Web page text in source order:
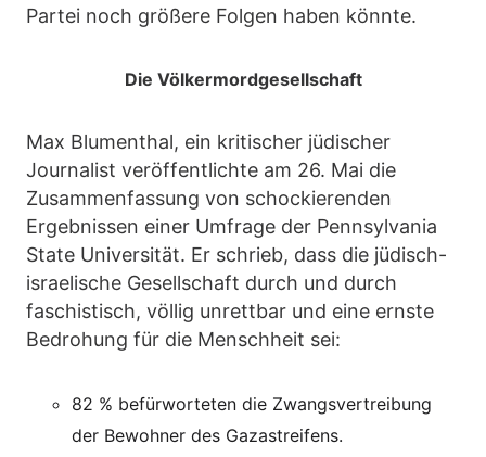
Partei noch größere Folgen haben könnte.
Die Völkermordgesellschaft
Max Blumenthal, ein kritischer jüdischer
Journalist veröffentlichte am 26. Mai die
Zusammenfassung von schockierenden
Ergebnissen einer Umfrage der Pennsylvania
State Universität. Er schrieb, dass die jüdisch-
israelische Gesellschaft durch und durch
faschistisch, völlig unrettbar und eine ernste
Bedrohung für die Menschheit sei:
82 % befürworteten die Zwangsvertreibung
der Bewohner des Gazastreifens.